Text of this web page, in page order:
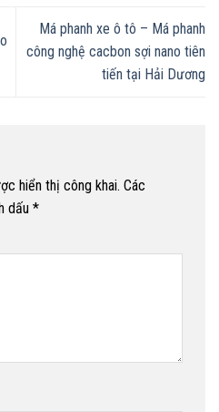
Má phanh xe ô tô – Má phanh
công nghệ cacbon sợi nano tiên
tiến tại Hải Dương
hiển thị công khai. Các
dấu *